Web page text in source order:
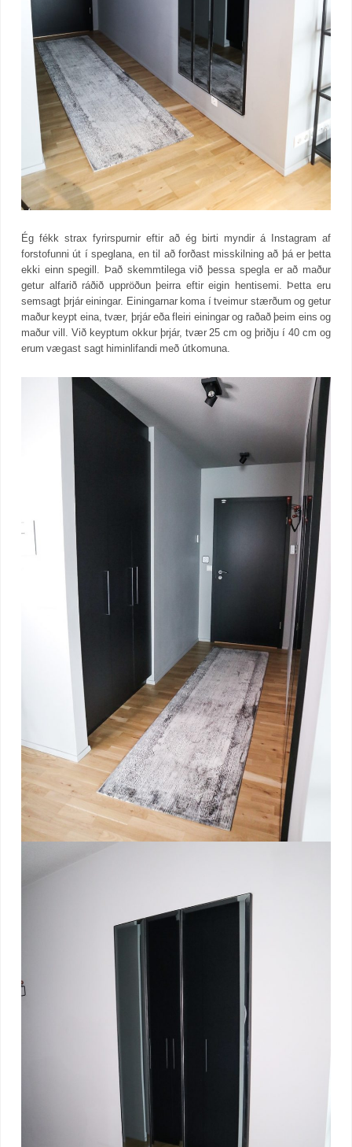
Ég fékk strax fyrirspurnir eftir að ég birti myndir á Instagram af
forstofunni út í speglana, en til að forðast misskilning að þá er þetta
ekki einn spegill. Það skemmtilega við þessa spegla er að maður
getur alfarið ráðið uppröðun þeirra eftir eigin hentisemi. Þetta eru
semsagt þrjár einingar. Einingarnar koma í tveimur stærðum og getur
maður keypt eina, tvær, þrjár eða fleiri einingar og raðað þeim eins og
maður vill. Við keyptum okkur þrjár, tvær 25 cm og þriðju í 40 cm og
erum vægast sagt himinlifandi með útkomuna.